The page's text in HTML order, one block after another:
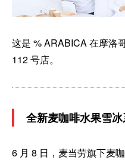
这是 % ARABICA 在摩洛
112 号店。
全新麦咖啡水果雪
6 月 8 日，麦当劳旗下麦